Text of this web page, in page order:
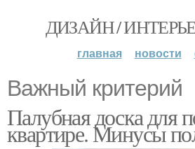
ДИЗАЙН /
главная новости
Важный критерий
Палубная доска для
квартире. Минусы